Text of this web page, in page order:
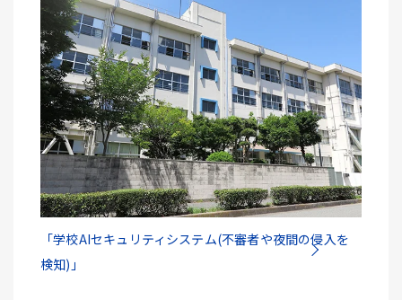
「学校AIセキュリティシステム(不審者や夜間の侵入を
検知)」